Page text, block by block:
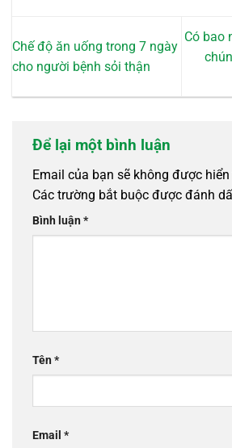
Chế độ ăn uống trong 7 ngày
cho người bệnh sỏi thận
Có bao
Để lại một bình luận
Email của bạn sẽ không được
Các trường bắt buộc được đánh
Bình luận*
Tên*
Email *